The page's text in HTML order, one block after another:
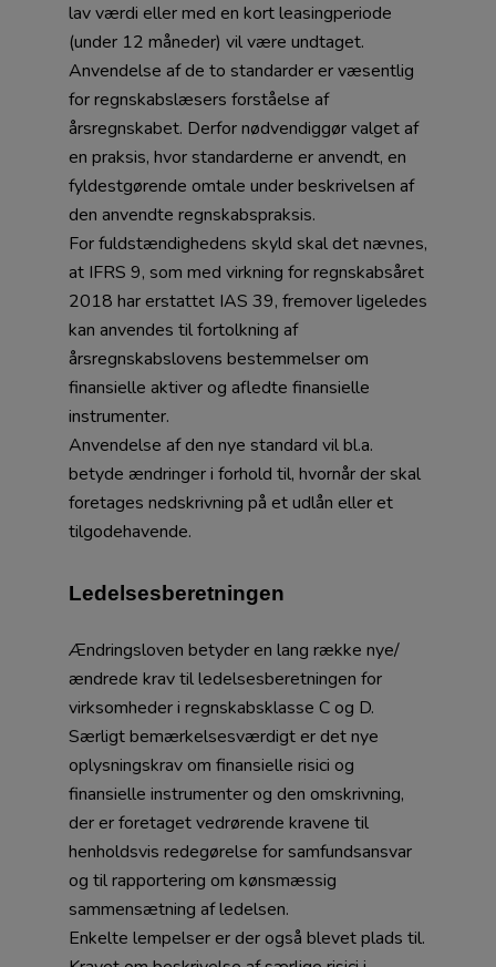
lav værdi eller med en kort leasingperiode
(under 12 måneder) vil være undtaget.
Anvendelse af de to standarder er væsentlig
for regnskabslæsers forståelse af
årsregnskabet. Derfor nødvendiggør valget af
en praksis, hvor standarderne er anvendt, en
fyldestgørende omtale under beskrivelsen af
den anvendte regnskabspraksis.
For fuldstændighedens skyld skal det nævnes,
at IFRS 9, som med virkning for regnskabsåret
2018 har erstattet IAS 39, fremover ligeledes
kan anvendes til fortolkning af
årsregnskabslovens bestemmelser om
finansielle aktiver og afledte finansielle
instrumenter.
Anvendelse af den nye standard vil bl.a.
betyde ændringer i forhold til, hvornår der skal
foretages nedskrivning på et udlån eller et
tilgodehavende.
Ledelsesberetningen
Ændringsloven betyder en lang række nye/
ændrede krav til ledelsesberetningen for
virksomheder i regnskabsklasse C og D.
Særligt bemærkelsesværdigt er det nye
oplysningskrav om finansielle risici og
finansielle instrumenter og den omskrivning,
der er foretaget vedrørende kravene til
henholdsvis redegørelse for samfundsansvar
og til rapportering om kønsmæssig
sammensætning af ledelsen.
Enkelte lempelser er der også blevet plads til.